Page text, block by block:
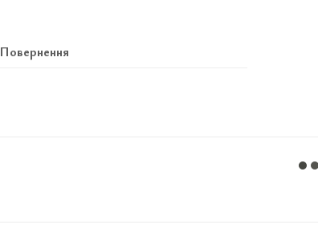
Повернення